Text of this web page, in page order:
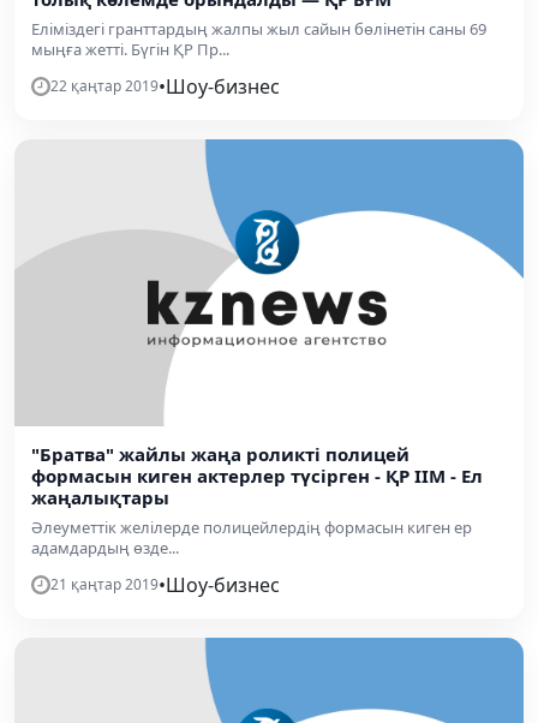
Еліміздегі гранттардың жалпы жыл сайын бөлінетін саны 69
мыңға жетті. Бүгін ҚР Пр...
22 қаңтар 2019•Шоу-бизнес
"Братва" жайлы жаңа роликті полицей
формасын киген актерлер түсірген - ҚР ІІМ - Ел
жаңалықтары
Әлеуметтік желілерде полицейлердің формасын киген ер
адамдардың өзде...
21 қаңтар 2019•Шоу-бизнес